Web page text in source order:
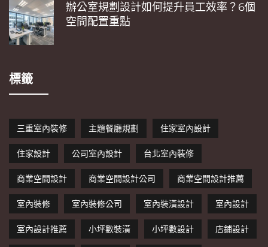
辦公室規劃設計如何提升員工效率？6個
空間配置重點
標籤
三重室內裝修 主題餐廳規劃
住家室內設計
住家設計
公司室內設計
台北室內裝修
商業空間設計
商業空間設計公司
商業空間設計推薦
室內裝修
室內裝修公司 室內裝潢設計
室內設計
室內設計推薦
小坪數裝潢 小坪數設計
店鋪設計